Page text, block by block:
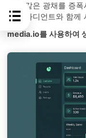
유령 같은 광채를 증
한 그라디언트와 함께
media.io를 사용하여